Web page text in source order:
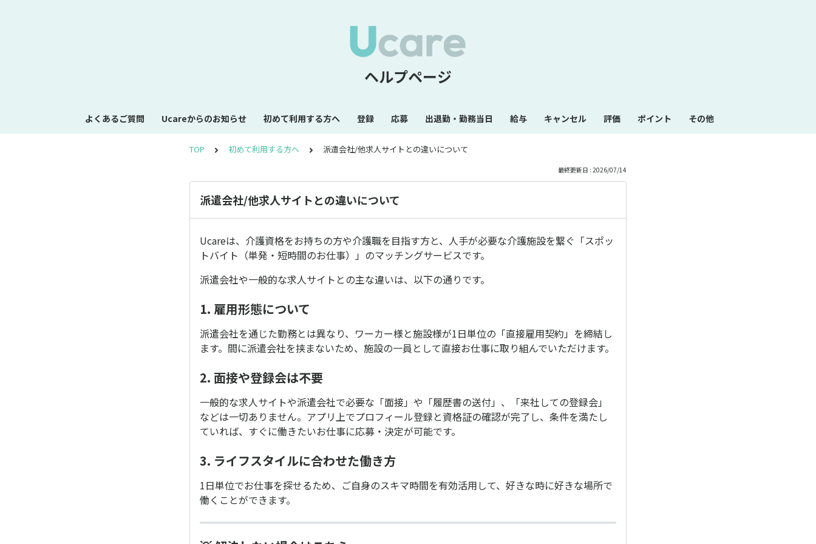
ヘルプページ
よくあるご質問 Ucareからのお知らせ 初めて利用する方へ 登録 応募 出退勤・勤務当日 給与 キャンセル 評価 ポイント その他
る
TOP 初めて利用する方へ 派遣会社/他求人サイトとの違いについて
最終更新日 : 2026/07/14
派遣会社/他求人サイトとの違いについて
Ucareは、介護資格をお持ちの方や介護職を目指す方と、人手が必要な介護施設を繋ぐ「スポッ
トバイト（単発・短時間のお仕事）」のマッチングサービスです。
派遣会社や一般的な求人サイトとの主な違いは、以下の通りです。
1. 雇用形態について
派遣会社を通じた勤務とは異なり、ワーカー様と施設様が1日単位の「直接雇用契約」を締結し
ます。間に派遣会社を挟まないため、施設の一員として直接お仕事に取り組んでいただけます。
2. 面接や登録会は不要
一般的な求人サイトや派遣会社で必要な「面接」や「履歴書の送付」、「来社しての登録会」
などは一切ありません。アプリ上でプロフィール登録と資格証の確認が完了し、条件を満たし
ていれば、すぐに働きたいお仕事に応募・決定が可能です。
3. ライフスタイルに合わせた働き方
1日単位でお仕事を探せるため、ご自身のスキマ時間を有効活用して、好きな時に好きな場所で
働くことができます。